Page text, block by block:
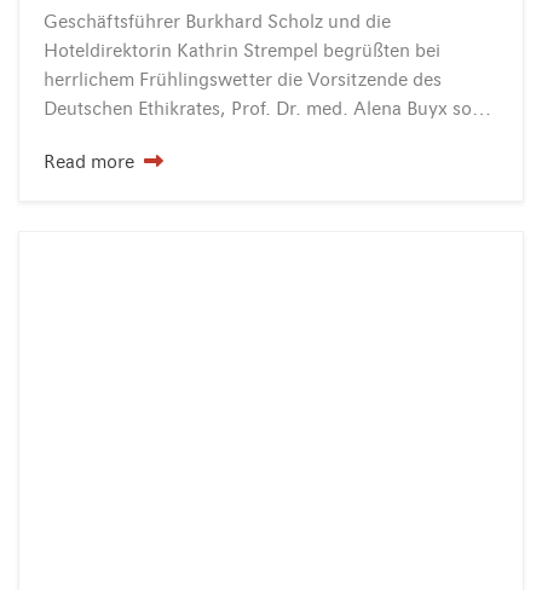
Geschäftsführer Burkhard Scholz und die
Hoteldirektorin Kathrin Strempel begrüßten bei
herrlichem Frühlingswetter die Vorsitzende des
Deutschen Ethikrates, Prof. Dr. med. Alena Buyx sowie den Präsidenten des Zentralrats der Juden in Deutschland, Dr. Josef Schuster im INSELHOTEL Potsdam.
Read more